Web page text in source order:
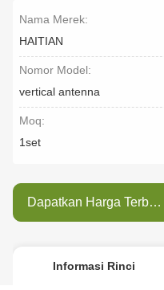
Nama Merek:
HAITIAN
Nomor Model:
vertical antenna
Moq:
1set
Dapatkan Harga Terbaik
Informasi Rinci